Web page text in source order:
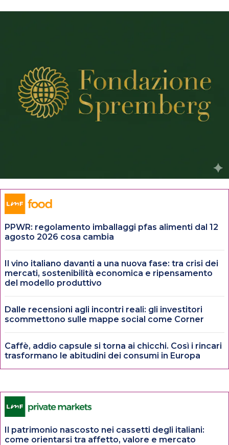
PPWR: regolamento imballaggi pfas alimenti dal 12
agosto 2026 cosa cambia
Il vino italiano davanti a una nuova fase: tra crisi dei
mercati, sostenibilità economica e ripensamento
del modello produttivo
Dalle recensioni agli incontri reali: gli investitori
scommettono sulle mappe social come Corner
Caffè, addio capsule si torna ai chicchi. Così i rincari
trasformano le abitudini dei consumi in Europa
Il patrimonio nascosto nei cassetti degli italiani:
come orientarsi tra affetto, valore e mercato